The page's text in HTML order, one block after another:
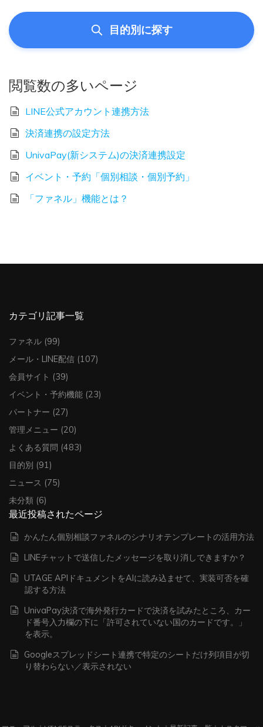
目的別に探す
閲覧数の多いページ
LINE公式アカウント連携方法
決済連携の設定方法
UnivaPay(新システム)の決済連携設定
イベント・予約「個別相談・個別予約」
「ファネル」機能とは？
カテゴリ記事一覧
ファネル (99)
メール・LINE配信 (107)
会員サイト (39)
イベント・予約機能 (23)
パートナー (27)
管理メニュー (20)
よくある質問 (483)
目的別 (91)
ニュース (75)
未分類 (6)
最近投稿されたページ
かんたん個別相談ファネルのシナリオテンプレートの活用方法
LINEチャットで送信したメッセージを取り消しできますか？
UTAGE APIドキュメントをAIに読み込ませて、実装可否を確
認する方法
UnivaPay決済で海外発行カードで決済を試みたところ、カー
ド番号入力欄の下に「許可されていない国のカードです。」
を表示。
Googleスプレッドシート連携で特定のシートだけ列項目が切
り替わらない／表示されない